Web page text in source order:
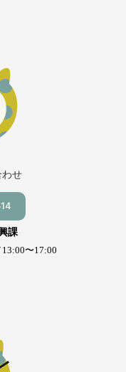
せ
課
〜17:00